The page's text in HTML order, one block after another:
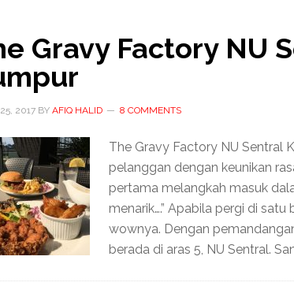
Gravy Factory NU
2017 BY AFIQ HALID 8 COMMENTS
The Gravy Factory NU Sentral
pelanggan dengan keunikan
pertama melangkah masuk
menarik….” Apabila pergi di
wownya. Dengan
berada di aras 5, NU Sentral.